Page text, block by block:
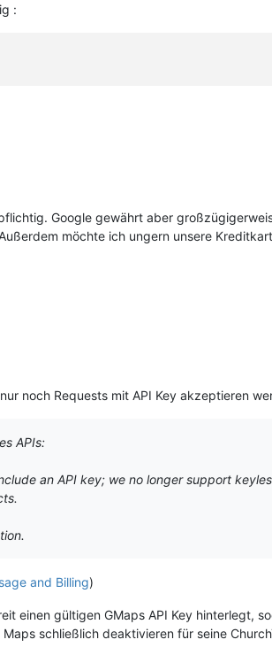
:
Google gewährt aber
möchte ich ungern unsere
noch Requests mit API Key akzeptieren
APIs:
an API key; we no longer support
and Billing)
einen gültigen GMaps API Key hinterlegt,
schließlich deaktivieren für seine